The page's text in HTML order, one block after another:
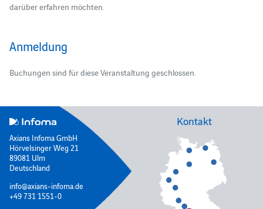
darüber erfahren möchten.
Anmeldung
Buchungen sind für diese Veranstaltung geschlossen.
Axians Infoma GmbH
Hörvelsinger Weg 21
89081 Ulm
Deutschland
info@axians-infoma.de
+49 731 1551-0
Kontakt